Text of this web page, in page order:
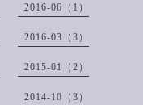
2016-06（1）
2016-03（3）
2015-01（2）
2014-10（3）